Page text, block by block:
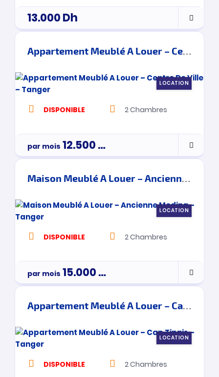
13.000Dh
Appartement Meublé A Louer – Centre De Ville – Tanger
LOCATION
DISPONIBLE 2Chambres
par mois 12.500Dh
Maison Meublé A Louer – Ancienne Medina – Tanger
LOCATION
DISPONIBLE 2Chambres
par mois 15.000Dh
Appartement Meublé A Louer – Cap Tingis – Tanger
LOCATION
DISPONIBLE 2Chambres